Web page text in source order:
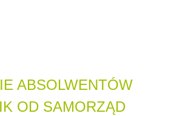
ABSOLWENTÓW
OD SAMORZĄD